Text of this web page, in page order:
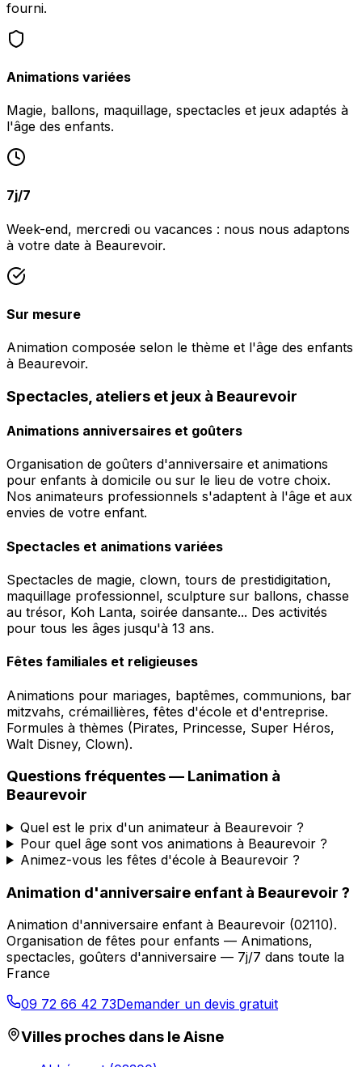
fourni.
Animations variées
Magie, ballons, maquillage, spectacles et jeux adaptés à
l'âge des enfants.
7j/7
Week-end, mercredi ou vacances : nous nous adaptons
à votre date à Beaurevoir.
Sur mesure
Animation composée selon le thème et l'âge des enfants
à Beaurevoir.
Spectacles, ateliers et jeux à Beaurevoir
Animations anniversaires et goûters
Organisation de goûters d'anniversaire et animations
pour enfants à domicile ou sur le lieu de votre choix.
Nos animateurs professionnels s'adaptent à l'âge et aux
envies de votre enfant.
Spectacles et animations variées
Spectacles de magie, clown, tours de prestidigitation,
maquillage professionnel, sculpture sur ballons, chasse
au trésor, Koh Lanta, soirée dansante... Des activités
pour tous les âges jusqu'à 13 ans.
Fêtes familiales et religieuses
Animations pour mariages, baptêmes, communions, bar
mitzvahs, crémaillières, fêtes d'école et d'entreprise.
Formules à thèmes (Pirates, Princesse, Super Héros,
Walt Disney, Clown).
Questions fréquentes — Lanimation à
Beaurevoir
Quel est le prix d'un animateur à Beaurevoir ?
Pour quel âge sont vos animations à Beaurevoir ?
Animez-vous les fêtes d'école à Beaurevoir ?
Animation d'anniversaire enfant à Beaurevoir ?
Animation d'anniversaire enfant à Beaurevoir (02110).
Organisation de fêtes pour enfants — Animations,
spectacles, goûters d'anniversaire — 7j/7 dans toute la
France
09 72 66 42 73Demander un devis gratuit
Villes proches dans leAisne